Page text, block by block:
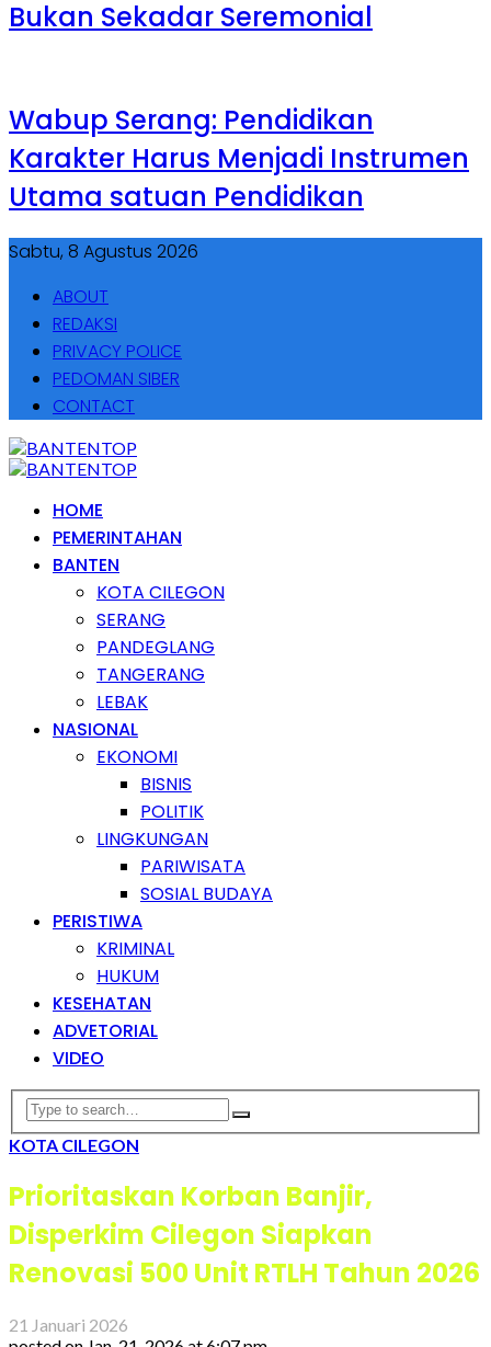
Bukan Sekadar Seremonial
Wabup Serang: Pendidikan
Karakter Harus Menjadi Instrumen
Utama satuan Pendidikan
Sabtu, 8 Agustus 2026
ABOUT
REDAKSI
PRIVACY POLICE
PEDOMAN SIBER
CONTACT
HOME
PEMERINTAHAN
BANTEN
KOTA CILEGON
SERANG
PANDEGLANG
TANGERANG
LEBAK
NASIONAL
EKONOMI
BISNIS
POLITIK
LINGKUNGAN
PARIWISATA
SOSIAL BUDAYA
PERISTIWA
KRIMINAL
HUKUM
KESEHATAN
ADVETORIAL
VIDEO
KOTA CILEGON
Prioritaskan Korban Banjir,
Disperkim Cilegon Siapkan
Renovasi 500 Unit RTLH Tahun 2026
21 Januari 2026